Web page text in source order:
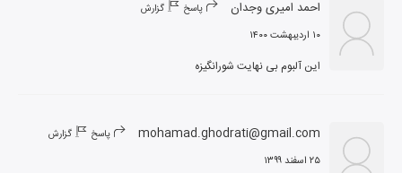
احمد امیری وجدان پاسخ گزارش
۱۰ اردیبهشت ۱۴۰۰
این آلبوم بی نهایت شورانگیزه
mohamad.ghodrati@gmail.com پاسخ گزارش
۲۵ اسفند ۱۳۹۹